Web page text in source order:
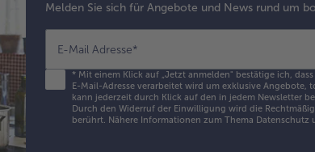
Melden Sie sich für Angebote und News rund um
E-Mail Adresse*
*Mit einem Klick auf „Jetzt anmelden" bestätige ich,
E-Mail-Adresse verarbeitet wird um exklusive
kann jederzeit durch Klick auf den in jedem Newsletter
Durch den Widerruf der Einwilligung wird die
berührt. Nähere Informationen zum Thema Datenschutz